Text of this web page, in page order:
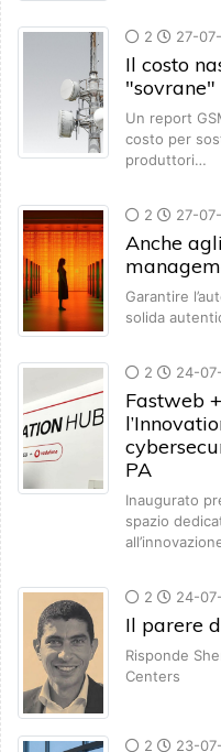
2 27-
Il costo
"sovrane"
Un report
costo per
produttori…
2 27-
Anche
Garantire
solida
2 24-
Fastweb
PA
Inaugurato
spazio
2 24-
Il parere
Risponde
Centers
2 23-